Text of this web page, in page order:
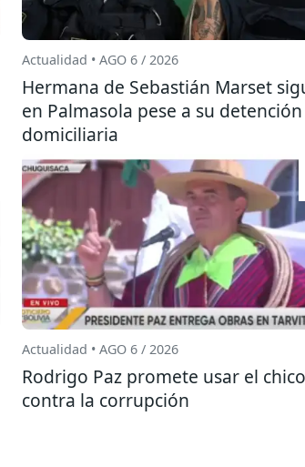
Actualidad • AGO 6 / 2026
Hermana de Sebastián Marset
en Palmasola pese a su detención
domiciliaria
Actualidad • AGO 6 / 2026
Rodrigo Paz promete usar el
contra la corrupción